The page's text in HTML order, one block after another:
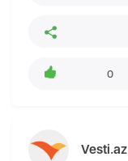
0
Vesti.az